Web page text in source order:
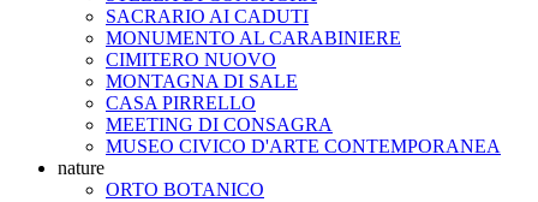
SACRARIO AI CADUTI
MONUMENTO AL CARABINIERE
CIMITERO NUOVO
MONTAGNA DI SALE
CASA PIRRELLO
MEETING DI CONSAGRA
MUSEO CIVICO D'ARTE CONTEMPORANEA
nature
ORTO BOTANICO